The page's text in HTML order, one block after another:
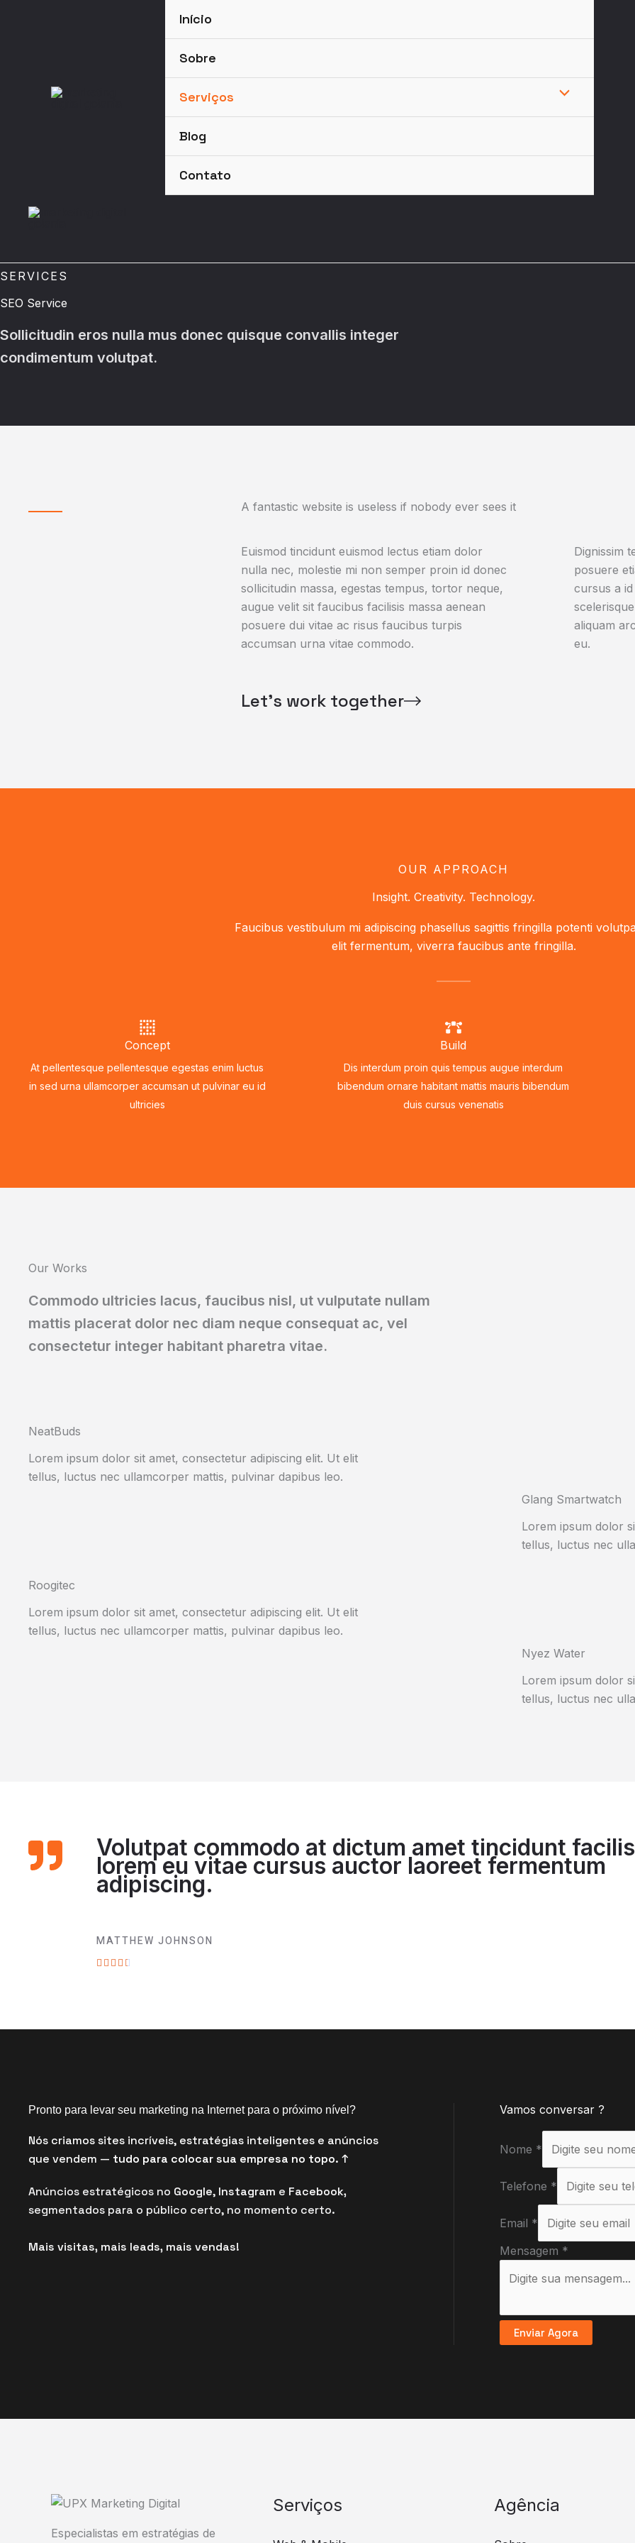
Início
Sobre
Serviços
Blog
Contato
SERVICES
SEO Service
Sollicitudin eros nulla mus donec quisque convallis integer
condimentum volutpat.
A fantastic website is useless if nobody ever sees it
Euismod tincidunt euismod lectus etiam dolor
nulla nec, molestie mi non semper proin id donec
sollicitudin massa, egestas tempus, tortor neque,
augue velit sit faucibus facilisis massa aenean
posuere dui vitae ac risus faucibus turpis
accumsan urna vitae commodo.
Dignissim
posuere
cursus a
aliquam
eu.
Let's work together
OUR APPROACH
Insight. Creativity. Technology.
Faucibus vestibulum mi adipiscing phasellus sagittis fringilla potenti
elit fermentum, viverra faucibus ante fringilla.
Concept
At pellentesque pellentesque egestas enim luctus
in sed urna ullamcorper accumsan ut pulvinar eu id
ultricies
Build
Dis interdum proin quis tempus augue interdum
bibendum ornare habitant mattis mauris bibendum
duis cursus venenatis
Our Works
Commodo ultricies lacus, faucibus nisl, ut vulputate nullam
mattis placerat dolor nec diam neque consequat ac, vel
consectetur integer habitant pharetra vitae.
NeatBuds
Lorem ipsum dolor sit amet, consectetur adipiscing elit. Ut elit
tellus, luctus nec ullamcorper mattis, pulvinar dapibus leo.
Roogitec
Lorem ipsum dolor sit amet, consectetur adipiscing elit. Ut elit
tellus, luctus nec ullamcorper mattis, pulvinar dapibus leo.
Glang Smartwatch
Lorem ipsum dolor
tellus, luctus nec
Nyez Water
Lorem ipsum dolor
tellus, luctus nec
Volutpat commodo at dictum amet tincidunt
lorem eu vitae cursus auctor laoreet fermentum
adipiscing.
MATTHEW JOHNSON
    
c
d
o
Pronto para levar seu marketing na Internet para o próximo nível?
Nós criamos sites incríveis, estratégias inteligentes e anúncios
que vendem — tudo para colocar sua empresa no topo. ↑
Anúncios estratégicos no Google, Instagram e Facebook,
segmentados para o público certo, no momento certo.
Mais visitas, mais leads, mais vendas!
Vamos conversar ?
Nome *
Telefone *
Email *
Mensagem *
Enviar Agora
Especialistas em estratégias de
Serviços Agência